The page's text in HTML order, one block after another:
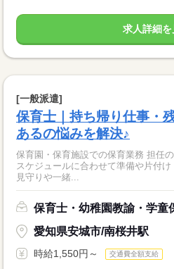
求人詳細を
[一般派遣]
保育士｜持ち帰り仕事・
あるの悩みを解決♪
保育園・保育施設での保育業務 担任のサ
スケジュールに合わせて準備や片付
見守りや一緒...
保育士・幼稚園教諭・学童
愛知県安城市/南桜井駅
時給1,550円～ 交通費全額支給